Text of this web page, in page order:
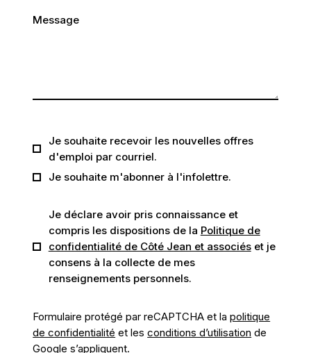
Message
Je souhaite recevoir les nouvelles offres
d'emploi par courriel.
Je souhaite m'abonner à l'infolettre.
Je déclare avoir pris connaissance et
compris les dispositions de la Politique de
confidentialité de Côté Jean et associéset je
consens à la collecte de mes
renseignements personnels.
Formulaire protégé par reCAPTCHA et lapolitique
de confidentialité et lesconditions d’utilisation de
Google s’appliquent.